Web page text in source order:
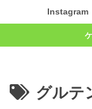
Instagram
グルテ